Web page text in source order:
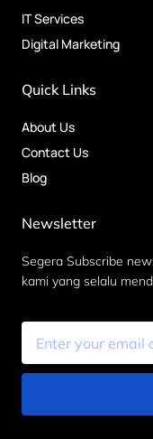
IT Services
Digital Marketing
Quick Links
About Us
Contact Us
Blog
Newsletter
Segera Subscribe
kami yang selalu